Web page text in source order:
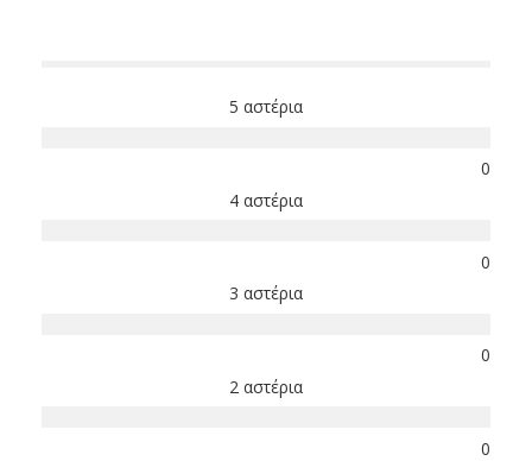
5 αστέρια
0
4 αστέρια
0
3 αστέρια
0
2 αστέρια
0